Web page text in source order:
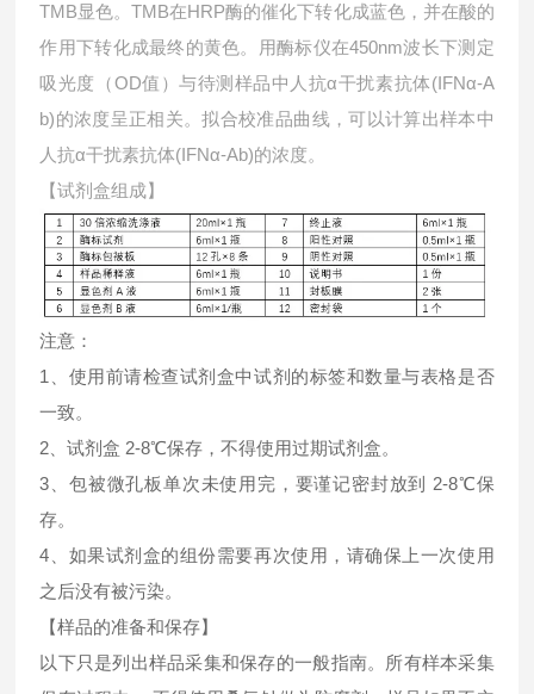
TMB显色。TMB在HRP酶的催化下转化成蓝色，并在酸的
作用下转化成最终的黄色。用酶标仪在450nm波长下测定
吸光度（OD值）与待测样品中 人抗α干扰素抗体(IFNα-A
b)的浓度呈正相关。拟合校准品曲线，可以计算出样本中
人抗α干扰素抗体(IFNα-Ab)的浓度。
【试剂盒组成】
注意：
1、使用前请检查试剂盒中试剂的标签和数量与表格是否
一致。
2、试剂盒 2-8℃保存，不得使用过期试剂盒。
3、包被微孔板单次未使用完，要谨记密封放到 2-8℃保
存。
4、如果试剂盒的组份需要再次使用，请确保上一次使用
之后没有被污染。
【样品的准备和保存】
以下只是列出样品采集和保存的一般指南。所有样本采集